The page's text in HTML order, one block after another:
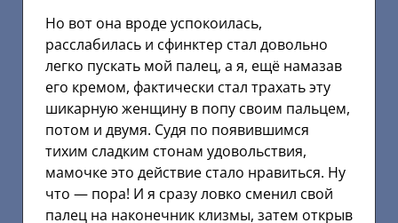
Но вот она вроде успокоилась,
расслабилась и сфинктер стал довольно
легко пускать мой палец, а я, ещё намазав
его кремом, фактически стал трахать эту
шикарную женщину в попу своим пальцем,
потом и двумя. Судя по появившимся
тихим сладким стонам удовольствия,
мамочке это действие стало нравиться. Ну
что — пора! И я сразу ловко сменил свой
палец на наконечник клизмы, затем открыв